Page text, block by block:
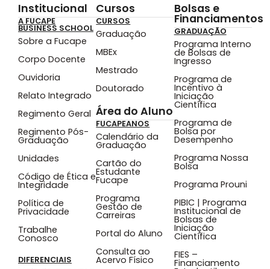
Institucional
A FUCAPE
BUSINESS SCHOOL
Sobre a Fucape
Corpo Docente
Ouvidoria
Relato Integrado
Regimento Geral
Regimento Pós-
Graduação
Unidades
Código de Ética e
Integridade
Política de
Privacidade
Trabalhe
Conosco
DIFERENCIAIS
Cursos
CURSOS
Graduação
MBEx
Mestrado
Doutorado
Área do Aluno
FUCAPEANOS
Calendário da
Graduação
Cartão do
Estudante
Fucape
Programa
Gestão de
Carreiras
Portal do Aluno
Consulta ao
Acervo Físico
Bolsas e
Financiamentos
GRADUAÇÃO
Programa Interno
de Bolsas de
Ingresso
Programa de
Incentivo à
Iniciação
Científica
Programa de
Bolsa por
Desempenho
Programa Nossa
Bolsa
Programa Prouni
PIBIC | Programa
Institucional de
Bolsas de
Iniciação
Científica
FIES –
Financiamento